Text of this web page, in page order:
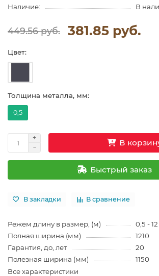
Наличие:
В
449.56 руб. 381.85 руб.
Цвет:
Толщина металла, мм:
0,5
В
Быстрый заказ
В закладки В сравнение
Режем длину в размер, (м)
0,5 - 12
Полная ширина (мм)
1210
Гарантия, до, лет
20
Полезная ширина (мм)
1150
Все характеристики